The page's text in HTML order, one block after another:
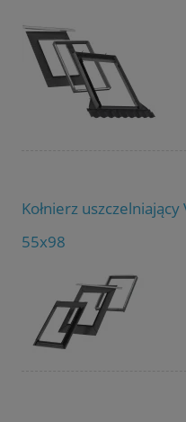
Kołnierz uszczelniający
55x98